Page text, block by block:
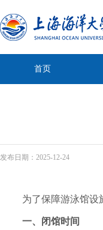
首页
发布日期： 2025-12-24
为了保障游泳馆设
一、闭馆时间